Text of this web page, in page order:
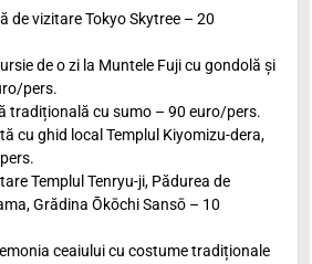
de vizitare Tokyo Skytree – 20
de o zi la Muntele Fuji cu gondolă și
pers.
tradițională cu sumo – 90 euro/pers.
cu ghid local Templul Kiyomizu-dera,
Templul Tenryu-ji, Pădurea de
Grădina Ōkōchi Sansō – 10
ceaiului cu costume tradiționale